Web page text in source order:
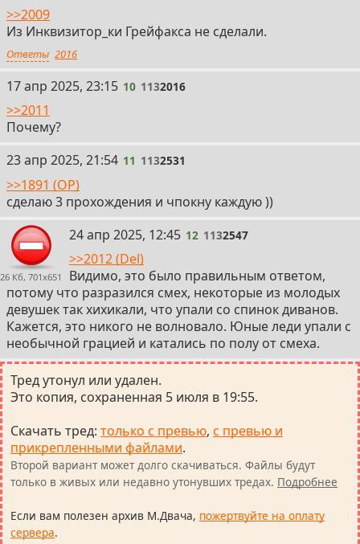
>>2009
Из Инквизитор_ки Грейфакса не сделали.
Ответы 2016
10
17 апр 2025, 23:15 10 1132016
>>2011
Почему?
11
23 апр 2025, 21:54 11 1132531
>>1891 (OP)
сделаю 3 прохождения и чпокну каждую ))
26 Кб, 701x651
12
24 апр 2025, 12:45 12 1132547
>>2012 (Del)
Видимо, это было правильным ответом,
потому что разразился смех, некоторые из молодых
девушек так хихикали, что упали со спинок диванов.
Кажется, это никого не волновало. Юные леди упали с
необычной грацией и катались по полу от смеха.
Тред утонул или удален.
Это копия, сохраненная 5 июля в 19:55.
Скачать тред: только с превью, с превью и
прикрепленными файлами.
Второй вариант может долго скачиваться. Файлы будут
только в живых или недавно утонувших тредах. Подробнее
Если вам полезен архив М.Двача, пожертвуйте на оплату
сервера.